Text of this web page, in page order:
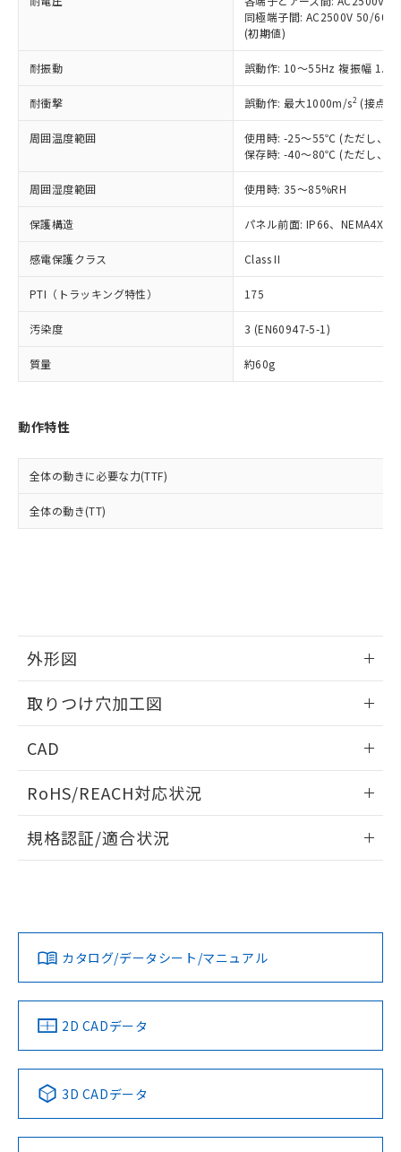
同極端子間: AC2500V 50/
(初期値)
耐振動 誤動作: 10～55Hz 複振幅
耐衝撃 誤動作: 最大1000m/s2 (接点
周囲温度範囲
使用時: -25～55℃ (ただし、氷
保存時: -40～80℃ (ただし、氷
周囲湿度範囲 使用時: 35～85%RH
保護構造 パネル前面: IP66、NEMA4X,
感電保護クラス Class II
PTI（トラッキング特性） 175
汚染度 3 (EN60947-5-1)
質量 約60g
動作特性
全体の動きに必要な力(TTF)
全体の動き(TT)
外形図
取りつけ穴加工図
CAD
ドすることができます。
ログイン/会員登録
ダウンロードデータをご利用いただく前に、以下を必ずお読
みください。
ソフトウェアの使用条件
RoHS/REACH対応状況
EU RoHS 注意事項・凡例
対応済み
中国 RoHS 注意事項・凡例
Pb Hg Cd Cr(VI)
規格認証/適合状況
LR型式承認
（イギリス
船舶規格）
DNV型式承認
（ノルウェー
BV型式承認
（フランス
KR型式
（韓国
No No No No
この製品の規格認証/適合状況ページへ
その他の認証はこちらのページからご検索ください
カタログ/データシート/マニュアル
2D CADデータ
3D CADデータ
在庫状況および標準価格照会結果は、
記載している更新日時点での社内デー
タに基づき作成されるものであり、閲
覧された時点での実際の在庫および標
準価格とは異なる場合があることをご
正式な納期状況および標準価格はお客
様のお取引先、またはお客様担当のオ
ムロン制御機器販売店・当社販売員に
オムロン制御機器販売店や当社販売拠
販売ネットワーク
」をご確認
在庫状況および標準価格結果を当社の
事前の承諾なく第三者に漏洩または開
示しないようお願いします。
マイパーツ機能（部品リスト作成サー
ビス）をご利用いただくには、I-Web
メンバーズにご登録されている必要が
引・商談に必要な範囲で利用すること
をご了承ください。
※当社の共同利用者とは、
の共同利用に関して"
の「1.共同利
むを得ず変更することがあります。
六価クロム(Cr(Ⅵ)) 1000ppm以下、ポリ臭化ビフェニル
類(PBB) 1000ppm以下、ポリ臭化ジフェニルエーテル類
(PBDE) 1000ppm以下、フタル酸ビス(2-エチルヘキシ
ル) (DEHP)(別名：DOP) 1000ppm以下、フタル酸ブチ
ルベンジル（BBP） 1000ppm以下、フタル酸ジブチル
（DBP） 1000ppm以下、フタル酸ジイソブチル
適用除外項目は除く。
フタル酸エステル類の４物質については閾値を超える意
図的な使用がないことを確認しています。
部品在庫の切り替え状況などにより、予定
月が前後することがあります。
とができます。
51物質の非含有証明書（当社基準）
欄に対応日を記載しておりました。
既に当社にて対応品への在庫切替を完了
していることから、特段のことがない限
り、2022年1月12日より割愛しておりま
す。
「－」：未確認です。当社販売部門へお問
*中国RoHS10物質の基準値 (GB/T26572)：
Pb(鉛) :1000ppm、 Hg(水銀) : 1000ppm、 Cd(カドミウ
Cr(Ⅵ)(六価クロム) : 1000ppm、 PBBs(ポリ臭化ビフェ
DBP(フタル酸ジブチル) : 1000ppm、 DIBP(フタル酸ジ
イソブチル) : 1000ppm、 BBP(フタル酸ブチルベンジ
DEHP(フタル酸ビス(2-エチルヘキシル)) : 1000ppm
※2 環境保護使用期限
「ｅ」：有害物質（10物質）のすべてが基
準値以下であることを示します。
「10」：通常の使用状況下において有害物
質が外部に漏えいし、環境に深刻な影響を
及ぼさない年数を意味します。
「－」：未確認です。当社販売部門へお問
い合わせください。
為替および外国貿易法に定める商品
（以下｢規制貨物等」という）を輸出
または国外への提供する場合は、日本
国政府の輸出許可(または役務取引許
可)を取得するなどの必要な手続きを
当社は規制貨物を破棄する場合は、完
全に破砕するなど、違法に輸出されな
いよう必要な手段を講じます。
当社は貴社製品を、核兵器、ミサイ
ル、化学兵器、生物兵器またはその他
武器並びにこれらの製造装置等に一切
当社は、貴社製品を第三者に販売する
場合は、上記1、2および3の内容を当
該第三者に通知します。また当社は、
販売先および販売に係わる関係者が違
法に輸出するおそれがある場合は、取
り引きをいたしません。
一定数以上の在庫あり
一定数には満たないが在庫あり
在庫なし(最新の在庫状況につ
いては、お客様のお取引先、ま
たはお客様担当のオムロン制御
機器販売店・当社販売員にご確
受注生産機種、また在庫状況の
情報を公開していない機種